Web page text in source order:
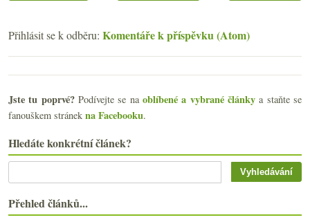
Přihlásit se k odběru: Komentáře k příspěvku (Atom)
Jste tu poprvé?Podívejte se naoblíbené a vybrané články a staňte se
fanouškem stránek na Facebooku.
Hledáte konkrétní článek?
Přehled článků...